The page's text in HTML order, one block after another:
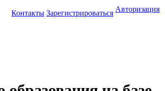
Контакты Зарегистрироваться Авторизация